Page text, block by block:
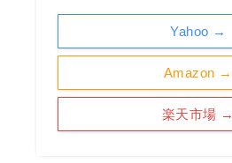
Amazon →
楽天市場 →
Yahoo →